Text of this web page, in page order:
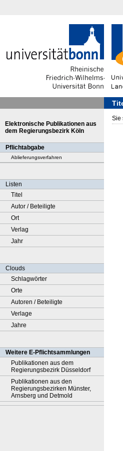
Elektronische Publikationen aus
dem Regierungsbezirk Köln
Pflichtabgabe
Ablieferungsverfahren
Listen
Titel
Autor / Beteiligte
Ort
Verlag
Jahr
Clouds
Schlagwörter
Orte
Autoren / Beteiligte
Verlage
Jahre
Weitere E-Pflichtsammlungen
Publikationen aus dem
Regierungsbezirk Düsseldorf
Publikationen aus den
Regierungsbezirken Münster,
Arnsberg und Detmold
Sie